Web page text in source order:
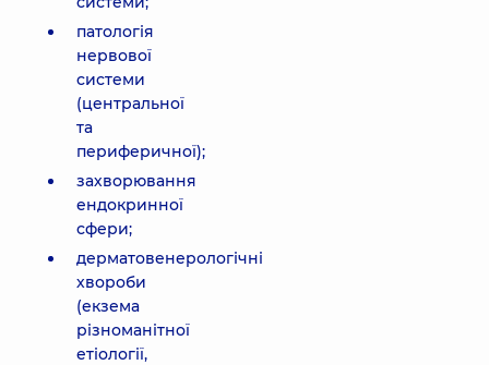
патологія
нервової
системи
(центральної
та
периферичної);
захворювання
ендокринної
сфери;
дерматовенерологічні
хвороби
(екзема
різноманітної
етіології,